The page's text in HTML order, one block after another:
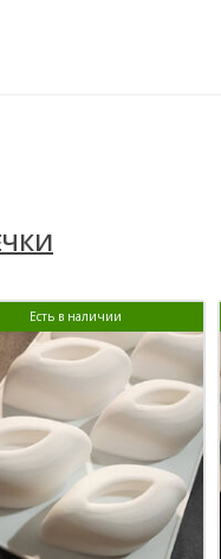
Есть в наличии